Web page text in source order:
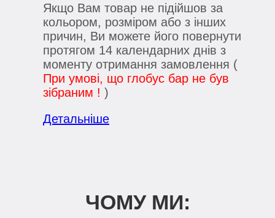
Якщо Вам товар не підійшов за
кольором, розміром або з інших
причин, Ви можете його повернути
протягом 14 календарних днів з
моменту отримання замовлення (
При умові, що глобус бар не був
зібраним ! )
Детальніше
ЧОМУ МИ: